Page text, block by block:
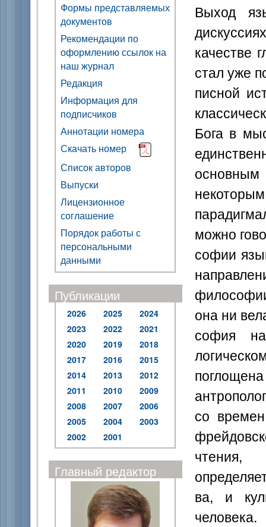
Формы представляемых
документов
Рекомендации по
оформлению ссылок на
наш журнал
Редакция
Информация для
подписчиков
Аннотации номера
Скачать номер
Список авторов
Выпуски
Лицензионное
соглашение
Порядок работы с
персональными
данными
Публикации
2026 2025
2024
2023
2022
2021
2020
2019
2018
2017
2016
2015
2014
2013
2012
2011
2010
2009
2008
2007
2006
2005
2004
2003
2002
2001
Главный редактор
Выход
качестве
стал уже
писной
Бога в
можно
софии
она ни
софия
со
чтения,
ва, и
человека.